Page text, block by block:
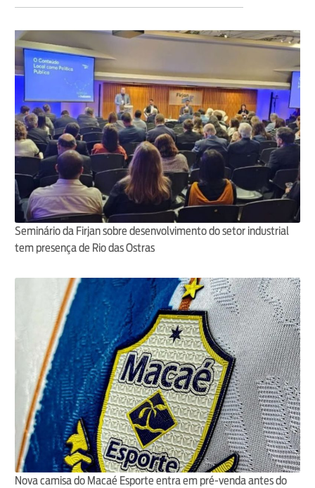
Seminário da Firjan sobre desenvolvimento do setor industrial
tem presença de Rio das Ostras
Nova camisa do Macaé Esporte entra em pré-venda antes do